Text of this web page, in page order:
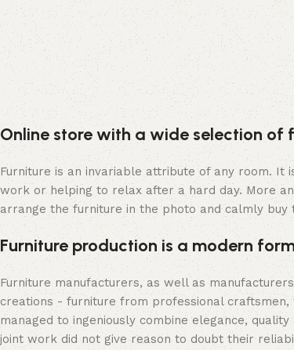
Online store with a wide selection of
Furniture is an invariable attribute of any room.
work or helping to relax after a hard day. More
arrange the furniture in the photo and calmly
Furniture production is a modern
Furniture manufacturers, as well as
creations - furniture from professional
managed to ingeniously combine elegance,
joint work did not give reason to doubt their